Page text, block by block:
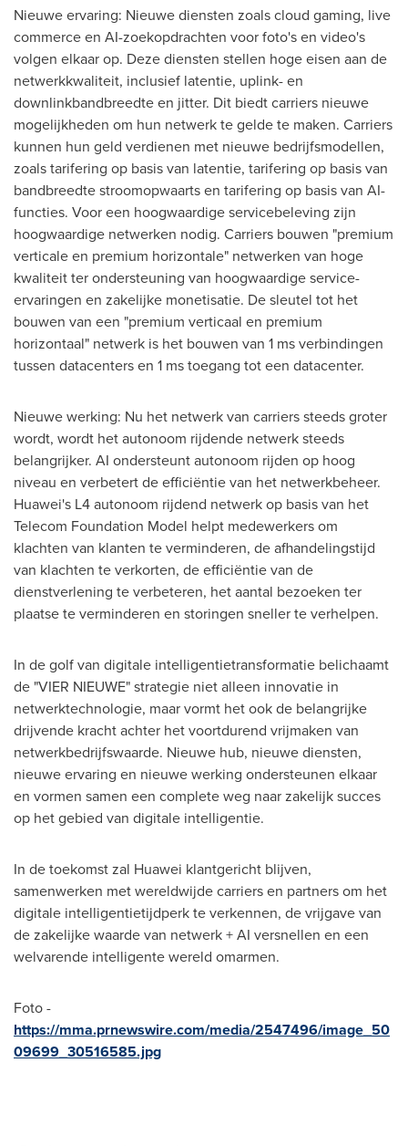
Nieuwe ervaring: Nieuwe diensten zoals cloud gaming, live
commerce en AI-zoekopdrachten voor foto's en video's
volgen elkaar op. Deze diensten stellen hoge eisen aan de
netwerkkwaliteit, inclusief latentie, uplink- en
downlinkbandbreedte en jitter. Dit biedt carriers nieuwe
mogelijkheden om hun netwerk te gelde te maken. Carriers
kunnen hun geld verdienen met nieuwe bedrijfsmodellen,
zoals tarifering op basis van latentie, tarifering op basis van
bandbreedte stroomopwaarts en tarifering op basis van AI-
functies. Voor een hoogwaardige servicebeleving zijn
hoogwaardige netwerken nodig. Carriers bouwen "premium
verticale en premium horizontale" netwerken van hoge
kwaliteit ter ondersteuning van hoogwaardige service-
ervaringen en zakelijke monetisatie. De sleutel tot het
bouwen van een "premium verticaal en premium
horizontaal" netwerk is het bouwen van 1 ms verbindingen
tussen datacenters en 1 ms toegang tot een datacenter.
Nieuwe werking: Nu het netwerk van carriers steeds groter
wordt, wordt het autonoom rijdende netwerk steeds
belangrijker. AI ondersteunt autonoom rijden op hoog
niveau en verbetert de efficiëntie van het netwerkbeheer.
Huawei's L4 autonoom rijdend netwerk op basis van het
Telecom Foundation Model helpt medewerkers om
klachten van klanten te verminderen, de afhandelingstijd
van klachten te verkorten, de efficiëntie van de
dienstverlening te verbeteren, het aantal bezoeken ter
plaatse te verminderen en storingen sneller te verhelpen.
In de golf van digitale intelligentietransformatie belichaamt
de "VIER NIEUWE" strategie niet alleen innovatie in
netwerktechnologie, maar vormt het ook de belangrijke
drijvende kracht achter het voortdurend vrijmaken van
netwerkbedrijfswaarde. Nieuwe hub, nieuwe diensten,
nieuwe ervaring en nieuwe werking ondersteunen elkaar
en vormen samen een complete weg naar zakelijk succes
op het gebied van digitale intelligentie.
In de toekomst zal Huawei klantgericht blijven,
samenwerken met wereldwijde carriers en partners om het
digitale intelligentietijdperk te verkennen, de vrijgave van
de zakelijke waarde van netwerk + AI versnellen en een
welvarende intelligente wereld omarmen.
Foto -
https://mma.prnewswire.com/media/2547496/image_50
09699_30516585.jpg